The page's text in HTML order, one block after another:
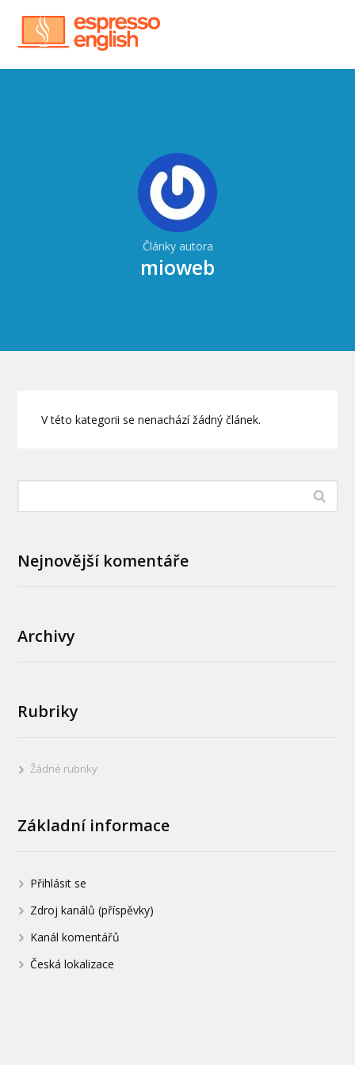
Články autora
mioweb
V této kategorii se nenachází žádný článek.
Nejnovější komentáře
Archivy
Rubriky
Žádné rubriky
Základní informace
Přihlásit se
Zdroj kanálů (příspěvky)
Kanál komentářů
Česká lokalizace